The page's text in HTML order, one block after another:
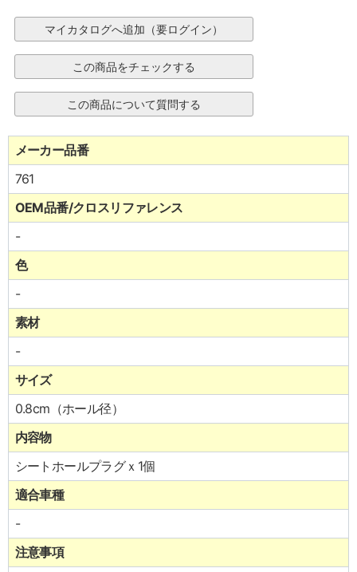
メーカー品番
761
OEM品番/クロスリファレンス
-
色
-
素材
-
サイズ
0.8cm（ホール径）
内容物
シートホールプラグｘ1個
適合車種
-
注意事項